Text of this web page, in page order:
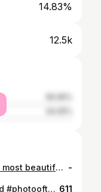
14.83%
12.5k
📍Sa Pa, Vietnam 🇻🇳 One of the most beautiful scenes in the world! #sapa #sapavietnam #travelblogger -
Still your girl • • #love #instagood #photooftheday #beautiful #fashion #girl #art #ootd #instadaily 611